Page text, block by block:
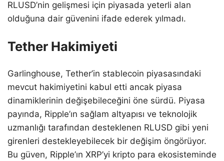
RLUSD’nin gelişmesi için piyasada yeterli alan
olduğuna dair güvenini ifade ederek yılmadı.
Tether Hakimiyeti
Garlinghouse, Tether’in stablecoin piyasasındaki
mevcut hakimiyetini kabul etti ancak piyasa
dinamiklerinin değişebileceğini öne sürdü. Piyasa
payında, Ripple’ın sağlam altyapısı ve teknolojik
uzmanlığı tarafından desteklenen RLUSD gibi yeni
girenleri destekleyebilecek bir değişim öngörüyor.
Bu güven, Ripple’ın XRP’yi kripto para ekosisteminde